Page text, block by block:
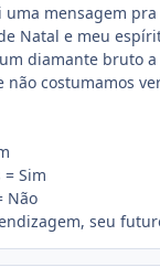
uma mensagem
Natal e meu
diamante bruto
costumamos
Sim
Não
seu